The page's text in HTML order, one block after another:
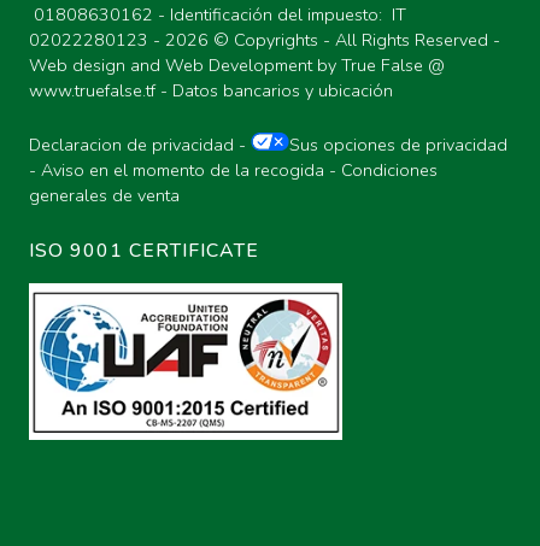
01808630162 - Identificación del impuesto: IT
02022280123 - 2026 © Copyrights - All Rights Reserved -
Web design and Web Development by True False @
www.truefalse.tf- Datos bancarios y ubicación
Declaracion de privacidad -
Sus opciones de privacidad
- Aviso en el momento de la recogida - Condiciones
generales de venta
ISO 9001 CERTIFICATE